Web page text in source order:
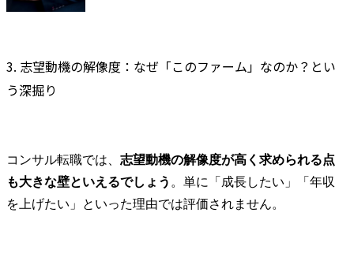
3. 志望動機の解像度：なぜ「このファーム」なのか？とい
う深掘り
コンサル転職では、 志望動機の解像度が高く求められる点
も大きな壁といえるでしょう 。単に「成長したい」「年収
を上げたい」といった理由では評価されません。